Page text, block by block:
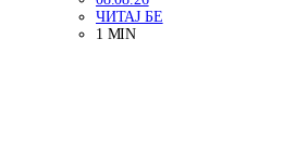
ЧИТАЈ БЕ
1 MIN